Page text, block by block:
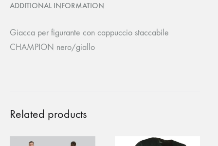
ADDITIONAL INFORMATION
Giacca per figurante con cappuccio staccabile
CHAMPION nero/giallo
Related products